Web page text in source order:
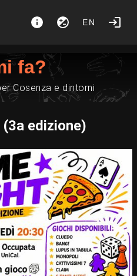
EN
fa?
Cosenza e dintorni
edizione)